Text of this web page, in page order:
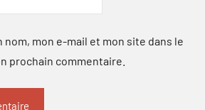
mon e-mail et mon site dans le
prochain commentaire.